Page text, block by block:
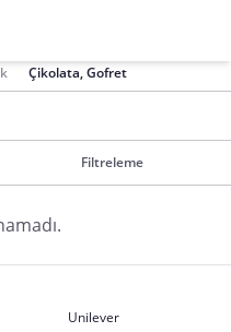
Çikolata, Gofret
Filtreleme
Unilever